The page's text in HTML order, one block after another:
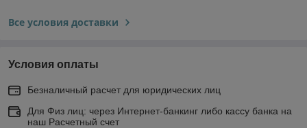
Все условия доставки
Условия оплаты
Безналичный расчет для юридических лиц
Для Физ лиц: через Интернет-банкинг либо кассу банка на
наш Расчетный счет